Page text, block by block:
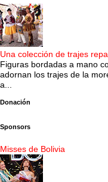
Una colección de trajes
Figuras bordadas a mano
adornan los trajes de la
a...
Donación
Sponsors
Misses de Bolivia